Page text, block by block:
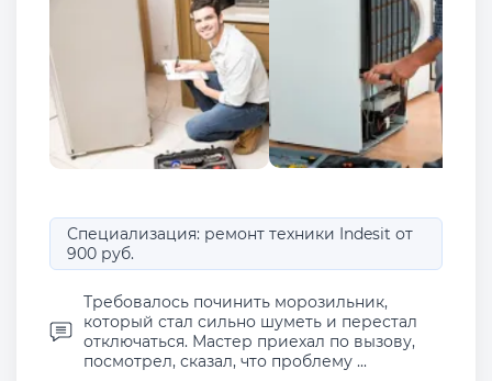
Специализация: ремонт техники Indesit от
900 руб.
Требовалось починить морозильник,
который стал сильно шуметь и перестал
отключаться. Мастер приехал по вызову,
посмотрел, сказал, что проблему ...